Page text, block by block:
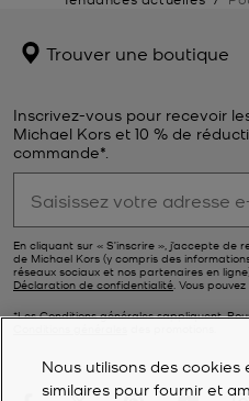
Trouver une boutique
Inscrivez-vous pour recevoir
Michael Kors et 10 % de
commande*.
En cliquant sur « S’inscrire », j’accepte
de Michael Kors (y compris des
réseaux sociaux et nos partenaires en
Déclaration de confidentialité. Vous
*Les Conditions générales sappliquent.
Nous utilisons des
similaires pour fournir et